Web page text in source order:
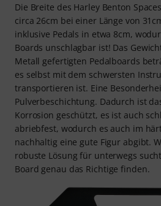
Die Breite des Harley Benton
circa 26cm bei einer Länge von
inklusive Pedals in etwa 8cm,
Boards unschlagbar ist! Das
Metall gefertigten Pedalboards
es selbst mit dem schwersten
transportieren ist. Eine
Pulverbeschichtung. Dadurch ist
Korrosion geschützt, es ist auch
abriebfest, wodurch es auch im
nachhaltig eine gute Figur abgibt.
robuste Lösung für unterwegs
Board genau das Richtige finden.